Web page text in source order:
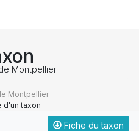
Montpellier
Montpellier
d'un taxon
Fiche du taxon